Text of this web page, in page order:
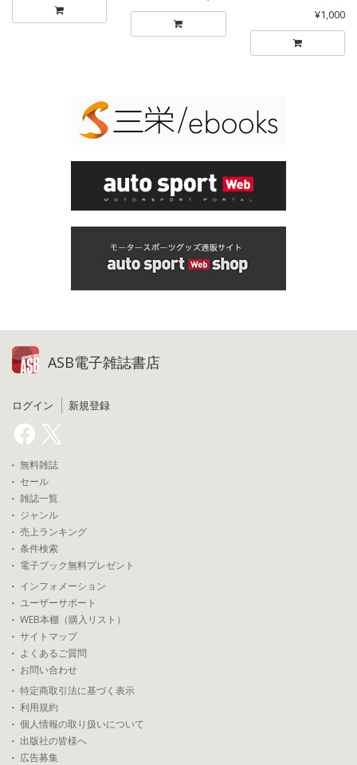
¥1,000
ASB電子雑誌書店
ログイン 新規登録
無料雑誌
セール
雑誌一覧
ジャンル
売上ランキング
条件検索
電子ブック無料プレゼント
インフォメーション
ユーザーサポート
WEB本棚（購入リスト）
サイトマップ
よくあるご質問
お問い合わせ
特定商取引法に基づく表示
利用規約
個人情報の取り扱いについて
出版社の皆様へ
広告募集